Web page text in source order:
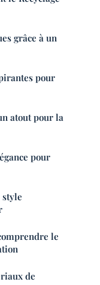
grâce à un
pour
atout pour la
pour
style
le
de